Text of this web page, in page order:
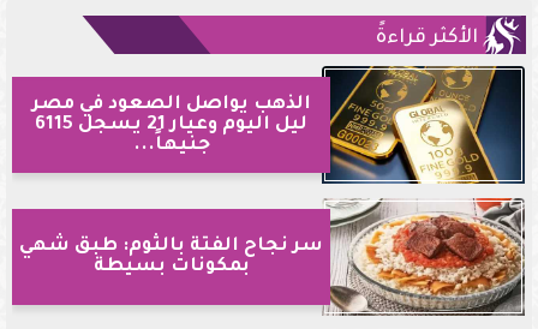
الأكثر قراءةً
الذهب يواصل الصعود في مصر
ليل اليوم وعيار 21 يسجل 6115
جنيهاً...
سر نجاح الفتة بالثوم: طبق شهي
بمكونات بسيطة